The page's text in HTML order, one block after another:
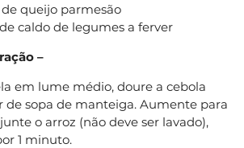
de queijo parmesão
caldo de legumes a ferver
–
em lume médio, doure a cebola
de sopa de manteiga. Aumente para
o arroz (não deve ser lavado),
1 minuto.